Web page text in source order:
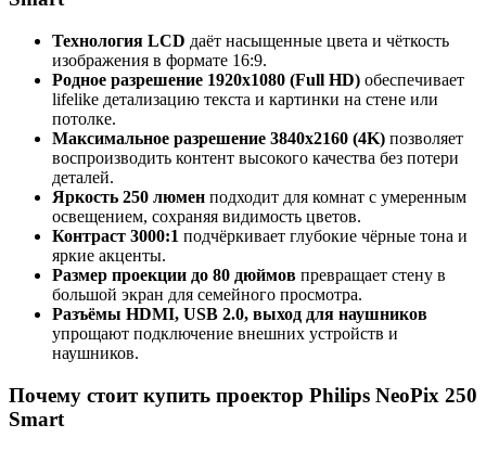
Технология LCD даёт насыщенные цвета и чёткость
изображения в формате 16:9.
Родное разрешение 1920x1080 (Full HD) обеспечивает
lifelike детализацию текста и картинки на стене или
потолке.
Максимальное разрешение 3840x2160 (4K) позволяет
воспроизводить контент высокого качества без потери
деталей.
Яркость 250 люмен подходит для комнат с умеренным
освещением, сохраняя видимость цветов.
Контраст 3000:1 подчёркивает глубокие чёрные тона и
яркие акценты.
Размер проекции до 80 дюймов превращает стену в
большой экран для семейного просмотра.
Разъёмы HDMI, USB 2.0, выход для наушников
упрощают подключение внешних устройств и
наушников.
Почему стоит купить проектор Philips NeoPix 250
Smart